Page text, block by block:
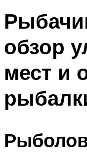
обзор
мест и